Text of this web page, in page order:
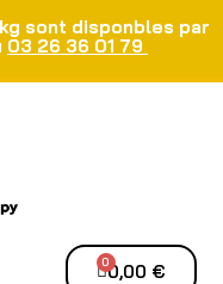
sont disponbles par
03 26 36 01 79
0,00 €